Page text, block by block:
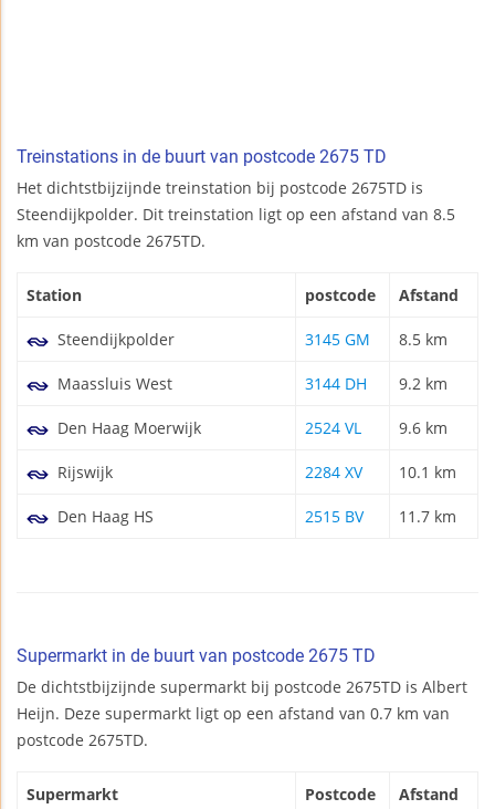
Treinstations in de buurt van postcode 2675 TD
Het dichtstbijzijnde treinstation bij postcode 2675TD is
Steendijkpolder. Dit treinstation ligt op een afstand van 8.5
km van postcode 2675TD.
Station postcode Afstand
Steendijkpolder 3145 GM 8.5 km
Maassluis West 3144 DH 9.2 km
Den Haag Moerwijk 2524 VL 9.6 km
Rijswijk 2284 XV 10.1 km
Den Haag HS 2515 BV 11.7 km
Supermarkt in de buurt van postcode 2675 TD
De dichtstbijzijnde supermarkt bij postcode 2675TD is Albert
Heijn. Deze supermarkt ligt op een afstand van 0.7 km van
postcode 2675TD.
Supermarkt Postcode Afstand